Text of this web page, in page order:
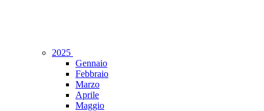
2025
Gennaio
Febbraio
Marzo
Aprile
Maggio